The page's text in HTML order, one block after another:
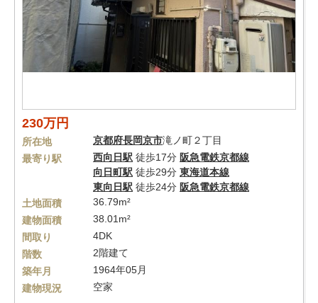
230万円
所在地 京都府長岡京市滝ノ町２丁目
最寄り駅
西向日駅 徒歩17分 阪急電鉄京都線
向日町駅 徒歩29分 東海道本線
東向日駅 徒歩24分 阪急電鉄京都線
土地面積
36.79m²
建物面積
38.01m²
間取り
4DK
階数
2階建て
築年月
1964年05月
建物現況
空家